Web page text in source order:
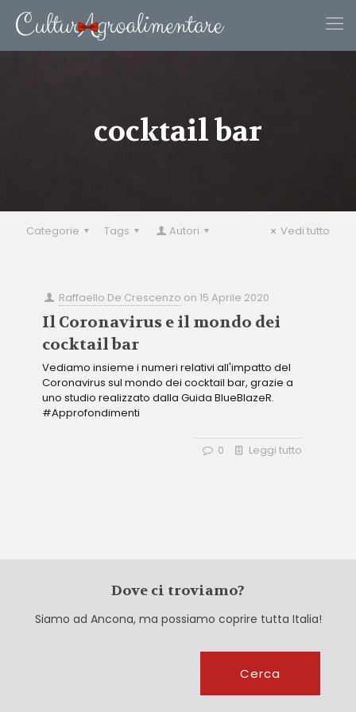
cocktail bar
Categorie Tags Autori Vedi tutto
Raffaello De Crescenzo on15 Aprile 2020
Il Coronavirus e il mondo dei
cocktail bar
Vediamo insieme i numeri relativi all'impatto del
Coronavirus sul mondo dei cocktail bar, grazie a
uno studio realizzato dalla Guida BlueBlazeR.
#Approfondimenti
0 Leggi tutto
Dove ci troviamo?
Siamo ad Ancona, ma possiamo coprire tutta Italia!
Cerca